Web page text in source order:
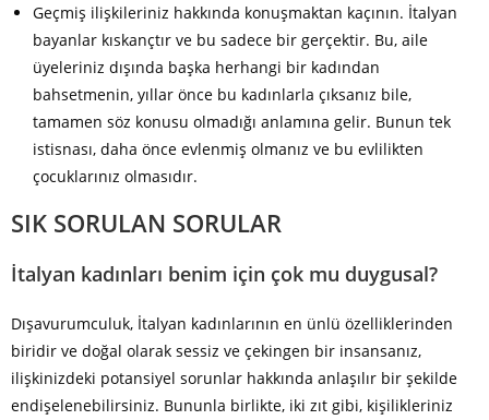
Geçmiş ilişkileriniz hakkında konuşmaktan kaçının. İtalyan
bayanlar kıskançtır ve bu sadece bir gerçektir. Bu, aile
üyeleriniz dışında başka herhangi bir kadından
bahsetmenin, yıllar önce bu kadınlarla çıksanız bile,
tamamen söz konusu olmadığı anlamına gelir. Bunun tek
istisnası, daha önce evlenmiş olmanız ve bu evlilikten
çocuklarınız olmasıdır.
SIK SORULAN SORULAR
İtalyan kadınları benim için çok mu duygusal?
Dışavurumculuk, İtalyan kadınlarının en ünlü özelliklerinden
biridir ve doğal olarak sessiz ve çekingen bir insansanız,
ilişkinizdeki potansiyel sorunlar hakkında anlaşılır bir şekilde
endişelenebilirsiniz. Bununla birlikte, iki zıt gibi, kişilikleriniz